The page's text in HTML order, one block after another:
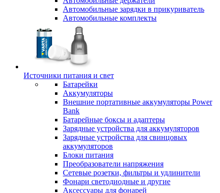
Автомобильные зарядки в прикуриватель
Автомобильные комплекты
Источники питания и свет
Батарейки
Аккумуляторы
Внешние портативные аккумуляторы Power
Bank
Батарейные боксы и адаптеры
Зарядные устройства для аккумуляторов
Зарядные устройства для свинцовых
аккумуляторов
Блоки питания
Преобразователи напряжения
Сетевые розетки, фильтры и удлинители
Фонари светодиодные и другие
Аксессуары для фонарей